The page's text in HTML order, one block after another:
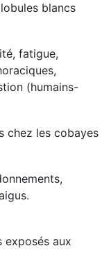
blancs
fatigue,
(humains-
chez les cobayes
exposés aux